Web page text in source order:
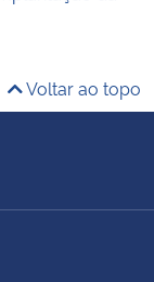
Voltar ao topo